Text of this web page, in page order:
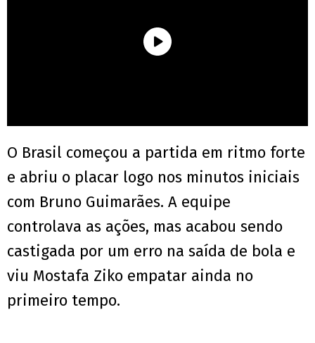
O Brasil começou a partida em ritmo forte
e abriu o placar logo nos minutos iniciais
com Bruno Guimarães. A equipe
controlava as ações, mas acabou sendo
castigada por um erro na saída de bola e
viu Mostafa Ziko empatar ainda no
primeiro tempo.